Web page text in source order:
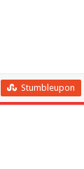
Stumbleupon